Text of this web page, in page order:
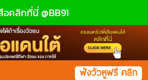
คลิกที่นี่ @BB91
ฟังวัวหูฟรี คลิก